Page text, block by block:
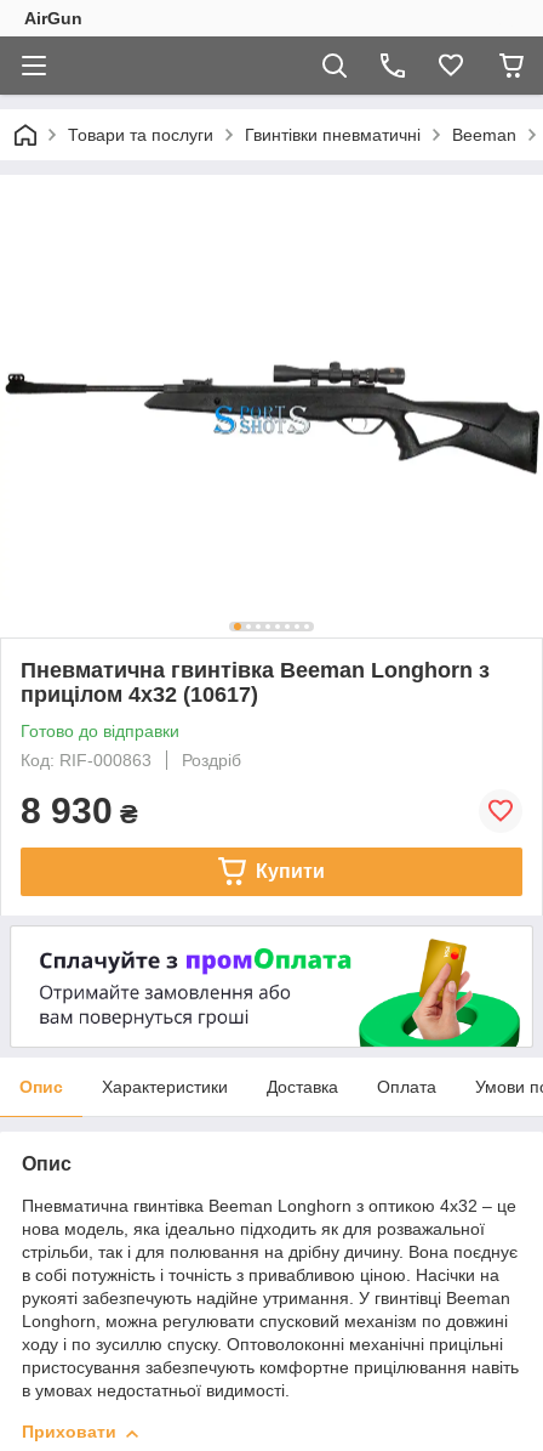
AirGun
Товари та послуги Гвинтівки пневматичні Beeman
Пневматична гвинтівка Beeman Longhorn з
прицілом 4х32 (10617)
Готово до відправки
Код: RIF-000863
Роздріб
8 930 ₴
Купити
Опис Характеристики Доставка Оплата Умови
Опис
Пневматична гвинтівка Beeman Longhorn з оптикою 4х32 – це
нова модель, яка ідеально підходить як для розважальної
стрільби, так і для полювання на дрібну дичину. Вона поєднує
в собі потужність і точність з привабливою ціною. Насічки на
рукояті забезпечують надійне утримання. У гвинтівці Beeman
Longhorn, можна регулювати спусковий механізм по довжині
ходу і по зусиллю спуску. Оптоволоконні механічні прицільні
пристосування забезпечують комфортне прицілювання навіть
в умовах недостатньої видимості.
Приховати